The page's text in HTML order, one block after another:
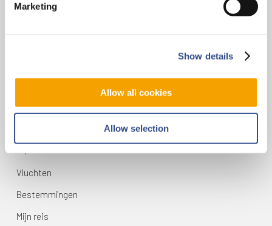
Marketing
Show details
Allow all cookies
Allow selection
Contact
infodesk@maa.nl
Op reis
Vluchten
Bestemmingen
Mijn reis